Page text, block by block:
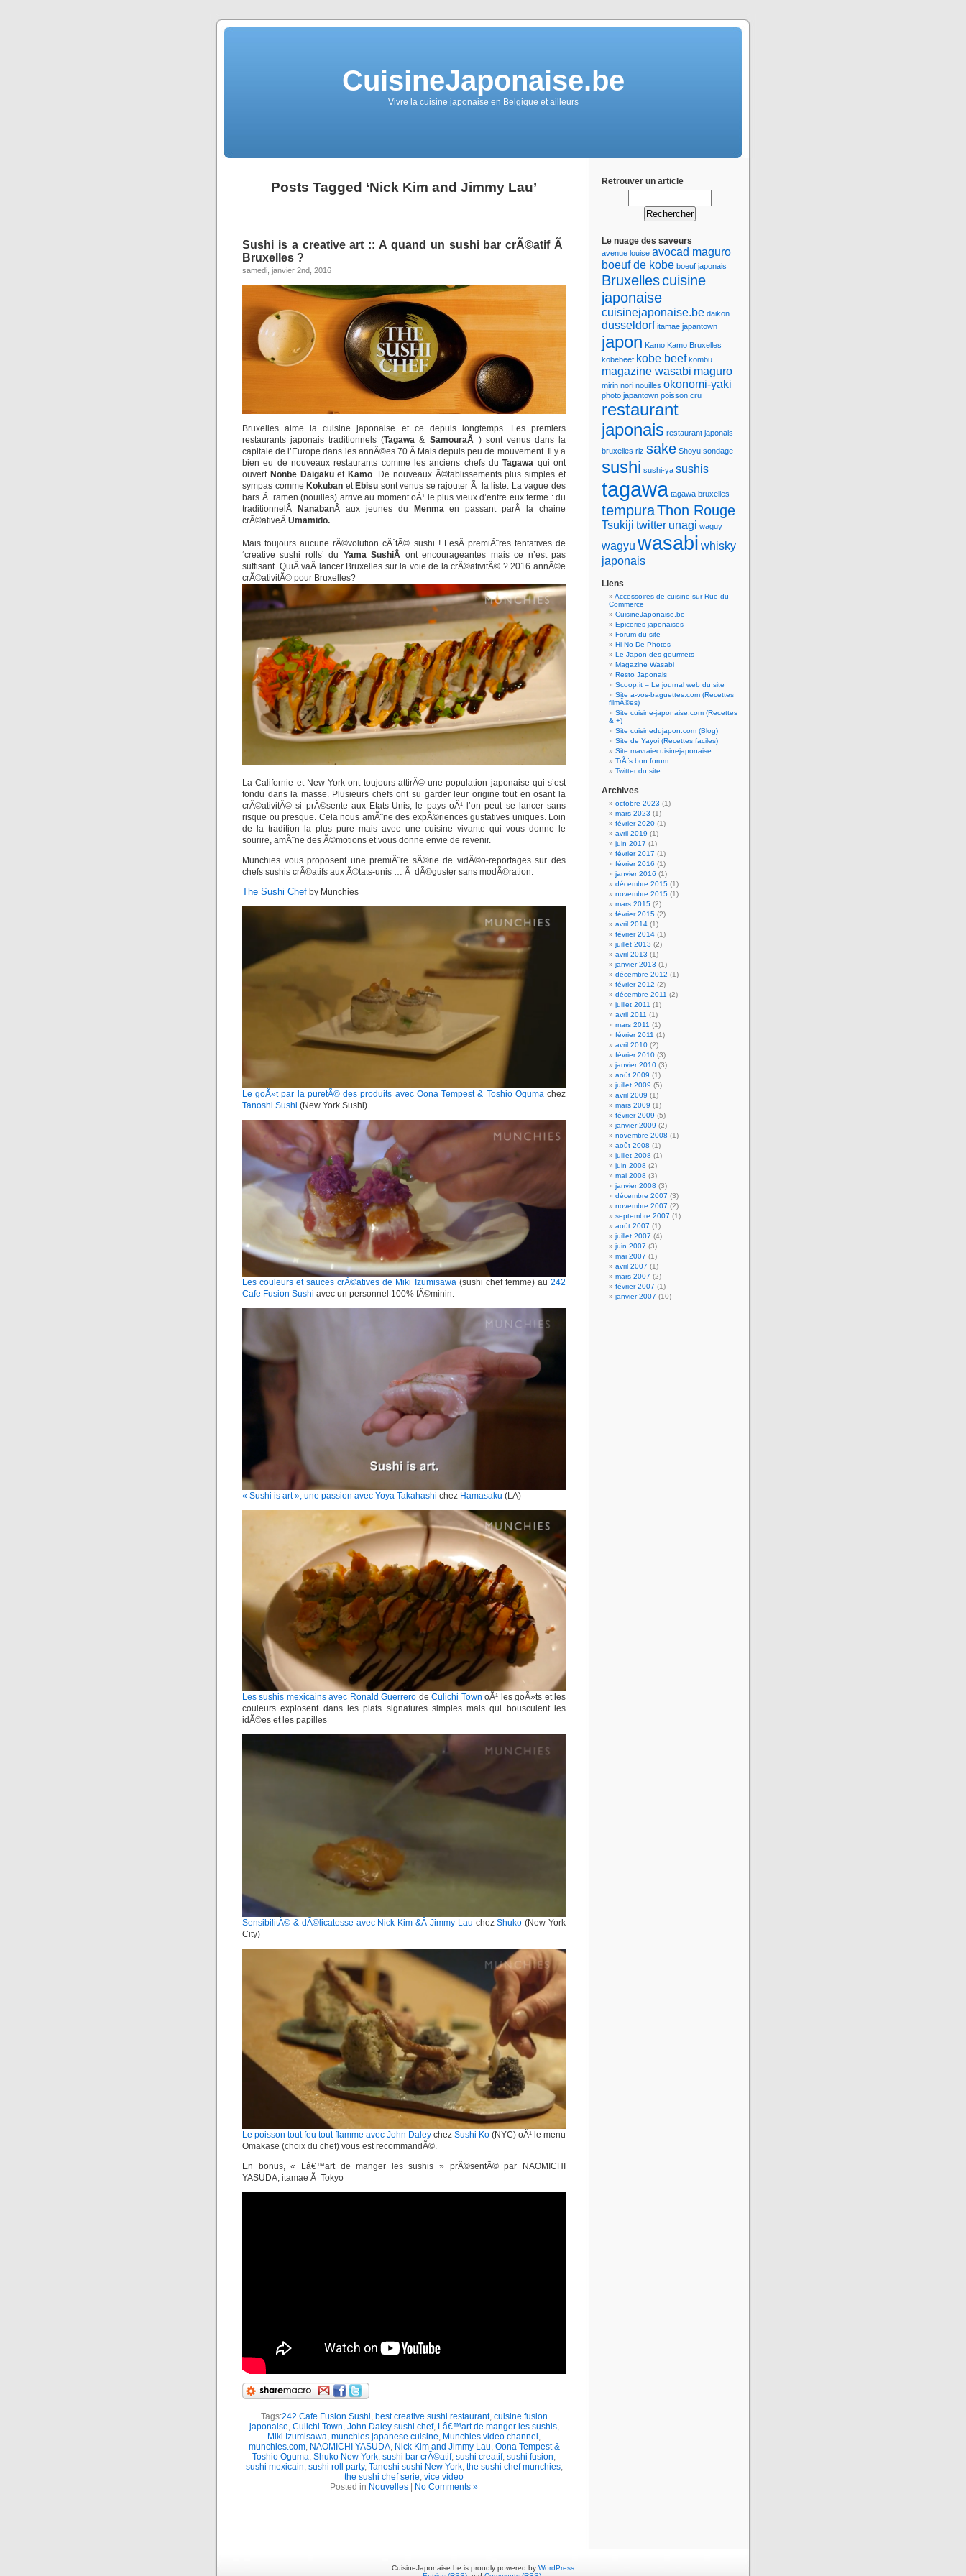
CuisineJaponaise.be
Vivre la cuisine japonaise en Belgique et ailleurs
Posts Tagged ‘Nick Kim and Jimmy Lau’
Sushi is a creative art :: A quand un sushi bar crÃ©atif Ã
Bruxelles ?
samedi, janvier 2nd, 2016
Bruxelles aime la cuisine japonaise et ce depuis longtemps. Les premiers
restaurants japonais traditionnels (Tagawa & SamouraÃ¯ ) sont venus dans la
capitale de l’Europe dans les annÃ©es 70.Â Mais depuis peu de mouvement. Il y a
bien eu de nouveaux restaurants comme les anciens chefs duTagawa qui ont
ouvert Nonbe Daigakuet Kamo. De nouveaux Ã©tablissements plus simples et
sympas comme Kokuban et Ebisu sont venus se rajouter Ã la liste. La vague des
bars Ã ramen (nouilles) arrive au moment oÃ¹ le plus vieux d’entre eux ferme : du
traditionnelÂ
NanabanÂ aux jeunes du Menmaen passant parÂ la chaine
crÃ©ativeÂ Umamido.
Mais toujours aucune rÃ©volution cÃ´tÃ© sushi ! LesÂ premiÃ¨res tentatives de
‘creative sushi rolls’ du Yama SushiÂ ont encourageantes mais ce n’est pas
suffisant. QuiÂ vaÂ lancer Bruxelles sur la voie de la crÃ©ativitÃ© ? 2016 annÃ©e
crÃ©ativitÃ© pour Bruxelles?
La Californie et New York ont toujours attirÃ© une population japonaise qui s’est
fondu dans la masse. Plusieurs chefs ont su garder leur origine tout en osant la
crÃ©ativitÃ© si prÃ©sente aux Etats-Unis, le pays oÃ¹ l’on peut se lancer sans
risque ou presque. Cela nous amÃ¨ne des expÃ©riences gustatives uniques. Loin
de la tradition la plus pure mais avec une cuisine vivante qui vous donne le
sourire, amÃ¨ne des Ã©motions et vous donne envie de revenir.
Munchies vous proposent une premiÃ¨re sÃ©rie de vidÃ©o-reportages sur des
chefs sushis crÃ©atifs aux Ã©tats-unis … Ã dÃ©guster sans modÃ©ration.
The Sushi Chef by Munchies
Le goÃ»t par la puretÃ© des produits avec Oona Tempest & Toshio Oguma chez
Tanoshi Sushi (New York Sushi)
Les couleurs et sauces crÃ©atives de Miki Izumisawa(sushi chef femme) au242
Cafe Fusion Sushi avec un personnel 100% fÃ©minin.
« Sushi is art », une passion avec Yoya Takahashi chez Hamasaku (LA)
Les sushis mexicains avec Ronald Guerrero deCulichi Town oÃ¹ les goÃ»ts et les
couleurs explosent dans les plats signatures simples mais qui bousculent les
idÃ©es et les papilles
SensibilitÃ© & dÃ©licatesse avec Nick Kim &Â Jimmy Lau chezShuko (New York
City)
Le poisson tout feu tout flamme avec John Daley chez Sushi Ko (NYC) oÃ¹ le menu
Omakase (choix du chef) vous est recommandÃ©.
En bonus, « Lâ€™art de manger les sushis » prÃ©sentÃ© par NAOMICHI
YASUDA, itamae Ã Tokyo
Tags:242 Cafe Fusion Sushi, best creative sushi restaurant, cuisine fusion
japonaise, Culichi Town, John Daley sushi chef, Lâ€™art de manger les sushis,
Miki Izumisawa, munchies japanese cuisine, Munchies video channel ,
munchies.com, NAOMICHI YASUDA, Nick Kim and Jimmy Lau, Oona Tempest &
Toshio Oguma, Shuko New York, sushi bar crÃ©atif, sushi creatif, sushi fusion,
sushi mexicain, sushi roll party, Tanoshi sushi New York, the sushi chef munchies,
the sushi chef serie, vice video
Posted in Nouvelles No Comments »
Retrouver un article
Le nuage des saveurs
avenue louise avocad maguro
boeuf de kobe boeuf japonais
Bruxellescuisine
japonaise
cuisinejaponaise.be daikon
dusseldorf itamae japantown
japon Kamo Kamo Bruxelles
kobebeef kobe beef kombu
magazine wasabi maguro
mirin nori nouilles okonomi-yaki
photo japantown poisson cru
restaurant
japonais restaurant japonais
bruxelles riz sake Shoyu sondage
sushi sushi-ya sushis
tagawa tagawa bruxelles
tempuraThon Rouge
Tsukiji twitter unagi waguy
wagyu wasabi whisky
japonais
Liens
Accessoires de cuisine sur Rue du
Commerce
CuisineJaponaise.be
Epiceries japonaises
Forum du site
Hi-No-De Photos
Le Japon des gourmets
Magazine Wasabi
Resto Japonais
Scoop.it – Le journal web du site
Site a-vos-baguettes.com (Recettes
filmÃ©es)
Site cuisine-japonaise.com (Recettes
& +)
Site cuisinedujapon.com (Blog)
Site de Yayoi (Recettes faciles)
Site mavraiecuisinejaponaise
TrÃ¨s bon forum
Twitter du site
Archives
octobre 2023 (1)
mars 2023 (1)
février 2020 (1)
avril 2019 (1)
juin 2017 (1)
février 2017 (1)
février 2016 (1)
janvier 2016 (1)
décembre 2015 (1)
novembre 2015 (1)
mars 2015 (2)
février 2015 (2)
avril 2014 (1)
février 2014 (1)
juillet 2013 (2)
avril 2013 (1)
janvier 2013 (1)
décembre 2012 (1)
février 2012 (2)
décembre 2011 (2)
juillet 2011 (1)
avril 2011 (1)
mars 2011 (1)
février 2011 (1)
avril 2010 (2)
février 2010 (3)
janvier 2010 (3)
août 2009 (1)
juillet 2009 (5)
avril 2009 (1)
mars 2009 (1)
février 2009 (5)
janvier 2009 (2)
novembre 2008 (1)
août 2008 (1)
juillet 2008 (1)
juin 2008 (2)
mai 2008 (3)
janvier 2008 (3)
décembre 2007 (3)
novembre 2007 (2)
septembre 2007 (1)
août 2007 (1)
juillet 2007 (4)
juin 2007 (3)
mai 2007 (1)
avril 2007 (1)
mars 2007 (2)
février 2007 (1)
janvier 2007 (10)
CuisineJaponaise.be is proudly powered by WordPress